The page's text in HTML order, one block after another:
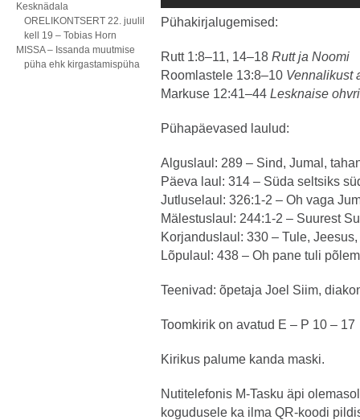
Kesknädala
ORELIKONTSERT 22. juulil
kell 19 – Tobias Horn
MISSA – Issanda muutmise
püha ehk kirgastamispüha
Pühakirjalugemised:
Rutt 1:8–11, 14–18 Rutt ja Noomi
Roomlastele 13:8–10 Vennalikust
Markuse 12:41–44 Lesknaise
Pühapäevased laulud:
Alguslaul: 289 – Sind, Jumal,
Päeva laul: 314 – Süda seltsiks
Jutluselaul: 326:1-2 – Oh vaga
Mälestuslaul: 244:1-2 – Suurest
Korjanduslaul: 330 – Tule,
Lõpulaul: 438 – Oh pane tuli
Teenivad: õpetaja Joel Siim,
Toomkirik on avatud E – P 10 – 17
Kirikus palume kanda maski.
Nutitelefonis M-Tasku äpi
kogudusele ka ilma QR-koodi